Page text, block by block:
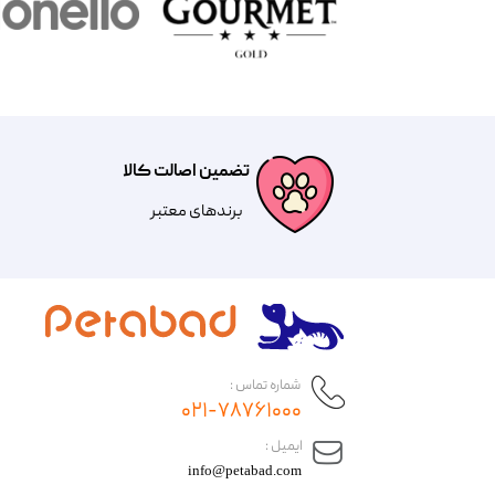
تضمین اصالت کالا
​​برندهای معتبر​​​​​​​
​ایمیل :
info@petabad.com
شماره تماس :
۰۲۱-۷۸۷۶۱۰۰۰